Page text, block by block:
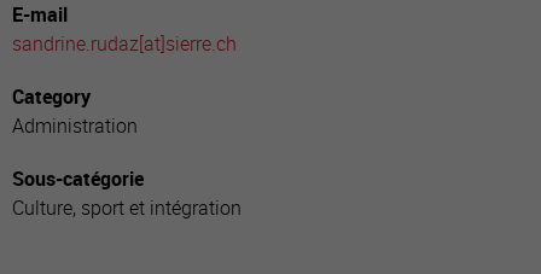
E-mail
sandrine.rudaz[at]sierre.ch
Category
Administration
Sous-catégorie
Culture, sport et intégration